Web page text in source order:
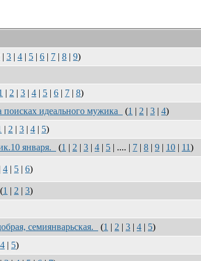
| 3 | 4 | 5 | 6 | 7 | 8 | 9)
| 2 | 3 | 4 | 5 | 6 | 7 | 8)
поисках идеального мужика
(1 | 2 | 3 | 4)
| 2 | 3 | 4 | 5)
января.
(1 | 2 | 3 | 4 | 5 | .... | 7 | 8 | 9 | 10 | 11)
4 | 5 | 6)
(1 | 2 | 3)
семиянварьская.
(1 | 2 | 3 | 4 | 5)
4 | 5)